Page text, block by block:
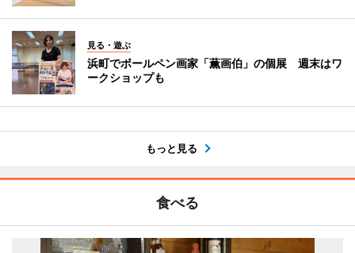
見る・遊ぶ
浜町でボールペン画家「薫画伯」の個展 週末はワ
ークショップも
もっと見る
食べる